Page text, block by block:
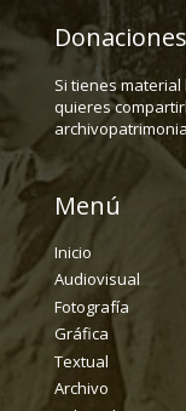
Donaciones
Si tienes
quieres
Menú
Inicio
Audiovisual
Fotografía
Gráfica
Textual
Archivo